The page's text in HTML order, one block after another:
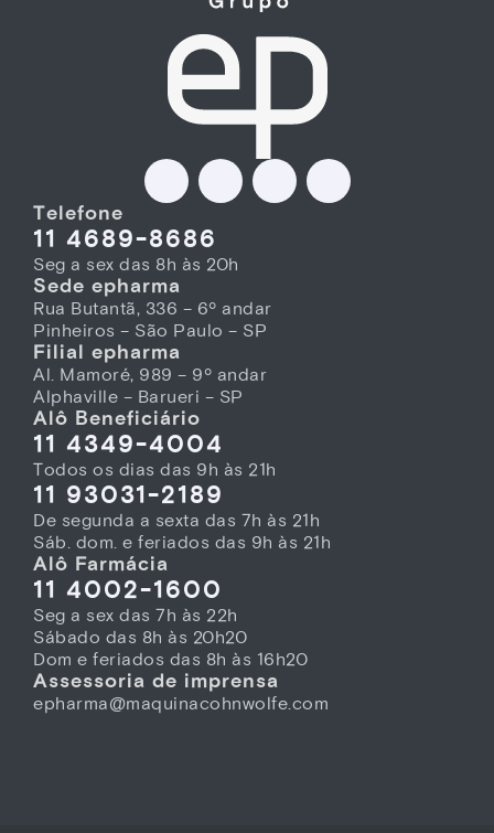
Telefone
11 4689-8686
Seg a sex das 8h às 20h
Sede epharma
Rua Butantã, 336 – 6º andar
Pinheiros – São Paulo – SP
Filial epharma
Al. Mamoré, 989 – 9º andar
Alphaville – Barueri – SP
Alô Beneficiário
11 4349-4004
Todos os dias das 9h às 21h
11 93031-2189
De segunda a sexta das 7h às 21h
Sáb. dom. e feriados das 9h às 21h
Alô Farmácia
11 4002-1600
Seg a sex das 7h às 22h
Sábado das 8h às 20h20
Dom e feriados das 8h às 16h20
Assessoria de imprensa
epharma@maquinacohnwolfe.com